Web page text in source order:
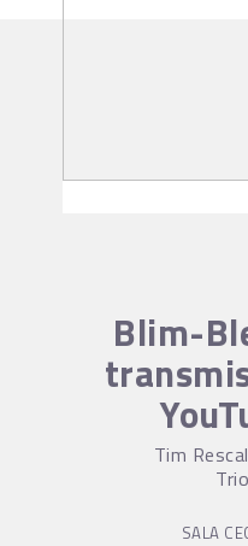
Blim-
Tim
SALA